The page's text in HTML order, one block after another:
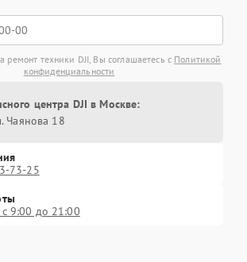
ремонт техники DJI, Вы соглашаетесь с Политикой
конфиденциальности
центра DJI в Москве:
Чаянова 18
73-25
9:00 до 21:00